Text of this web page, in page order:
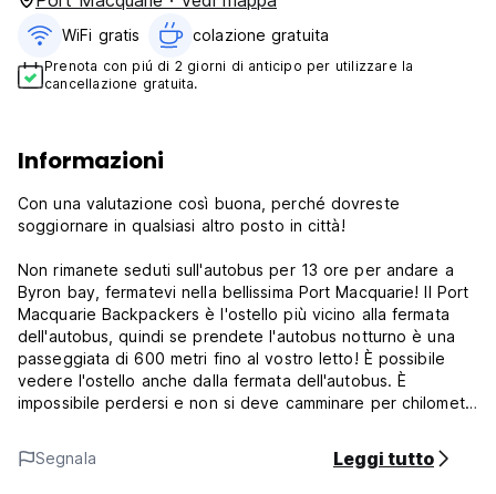
WiFi gratis colazione gratuita‎
Prenota con piú di 2 giorni di anticipo per utilizzare la
cancellazione gratuita.
Informazioni
Con una valutazione così buona, perché dovreste
soggiornare in qualsiasi altro posto in città!
Non rimanete seduti sull'autobus per 13 ore per andare a
Byron bay, fermatevi nella bellissima Port Macquarie! Il Port
Macquarie Backpackers è l'ostello più vicino alla fermata
dell'autobus, quindi se prendete l'autobus notturno è una
passeggiata di 600 metri fino al vostro letto! È possibile
vedere l'ostello anche dalla fermata dell'autobus. È
impossibile perdersi e non si deve camminare per chilometri
potrete dormire bene prima di esplorare Port Mac!
Segnala Leggi tutto